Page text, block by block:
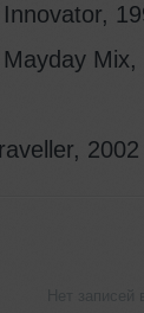
Mix,
2002